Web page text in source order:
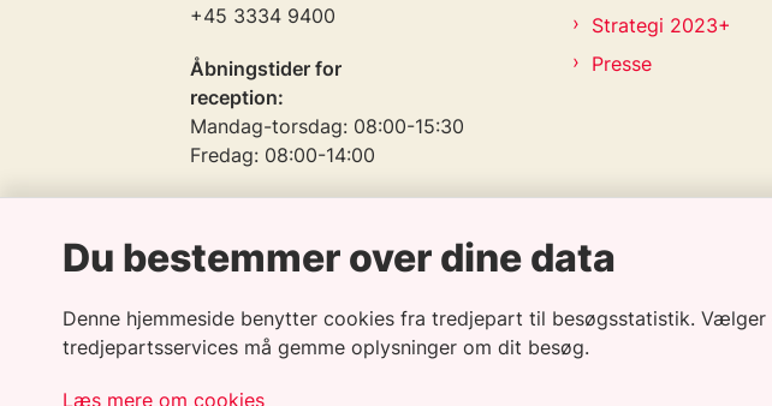
+45 3334 9400
Åbningstider for
reception:
Mandag-torsdag: 08:00-15:30
Fredag: 08:00-14:00
Fredag: 09:00-14:00
CVR: 19435075
EAN: 5790001969370
Strategi 2023+
Presse
Du bestemmer over dine data
Denne hjemmeside benytter cookies fra tredjepart til besøgsstatistik.
tredjepartsservices må gemme oplysninger om dit besøg.
Læs mere om cookies